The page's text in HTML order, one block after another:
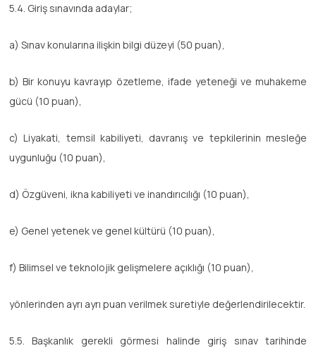
5.4. Giriş sınavında adaylar;
a) Sınav konularına ilişkin bilgi düzeyi (50 puan),
b) Bir konuyu kavrayıp özetleme, ifade yeteneği ve muhakeme
gücü (10 puan),
c) Liyakati, temsil kabiliyeti, davranış ve tepkilerinin mesleğe
uygunluğu (10 puan),
d) Özgüveni, ikna kabiliyeti ve inandırıcılığı (10 puan),
e) Genel yetenek ve genel kültürü (10 puan),
f) Bilimsel ve teknolojik gelişmelere açıklığı (10 puan),
yönlerinden ayrı ayrı puan verilmek suretiyle değerlendirilecektir.
5.5. Başkanlık gerekli görmesi halinde giriş sınav tarihinde